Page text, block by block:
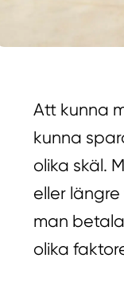
Att kunna
kunna
olika skäl.
eller
man
olika